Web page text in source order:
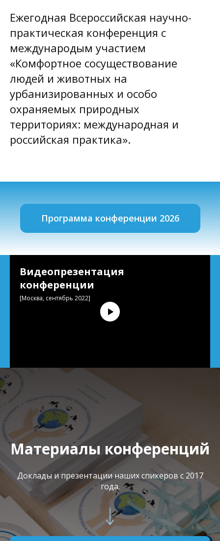
Ежегодная Всероссийская научно-
практическая конференция с
международым участием
«Комфортное сосуществование
людей и животных на
урбанизированных и особо
охраняемых природных
территориях: международная и
российская практика».
Программа конференции 2026
Видеопрезентация
конференции
[Москва, сентябрь 2022]
Материалы конференций
Доклады и презентации наших спикеров с 2017
года.